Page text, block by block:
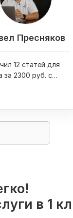
Пресняков
12 статей для
за 2300 руб. с
в 1